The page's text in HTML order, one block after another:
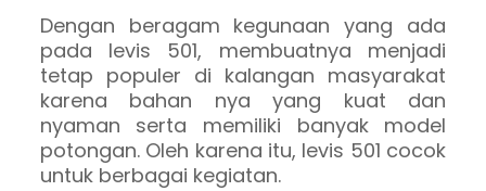
Dengan beragam kegunaan yang ada
pada levis 501, membuatnya menjadi
tetap populer di kalangan masyarakat
karena bahan nya yang kuat dan
nyaman serta memiliki banyak model
potongan. Oleh karena itu, levis 501 cocok
untuk berbagai kegiatan.